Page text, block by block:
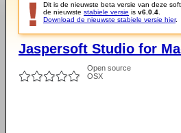
Dit is de nieuwste beta versie van deze
de nieuwste stabiele versie is v6.0.4
Download de nieuwste stabiele versie hier.
Jaspersoft Studio for
Open source
OSX